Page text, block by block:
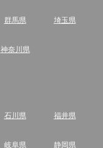
群馬県 埼玉県
神奈川県
石川県 福井県
岐阜県 静岡県